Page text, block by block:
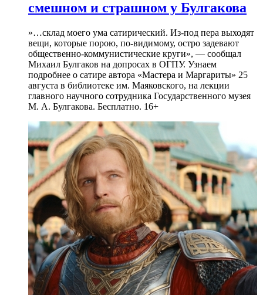
смешном и страшном у Булгакова
»…склад моего ума сатирический. Из-под пера выходят
вещи, которые порою, по-видимому, остро задевают
общественно-коммунистические круги», — сообщал
Михаил Булгаков на допросах в ОГПУ. Узнаем
подробнее о сатире автора «Мастера и Маргариты» 25
августа в библиотеке им. Маяковского, на лекции
главного научного сотрудника Государственного музея
М. А. Булгакова. Бесплатно. 16+